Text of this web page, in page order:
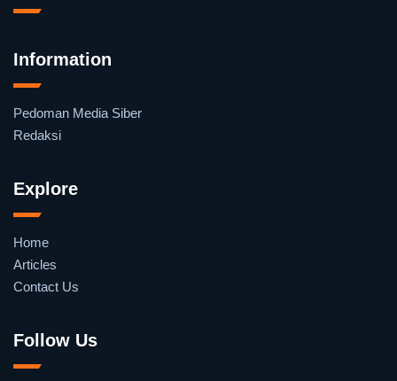
Information
Pedoman Media Siber
Redaksi
Explore
Home
Articles
Contact Us
Follow Us